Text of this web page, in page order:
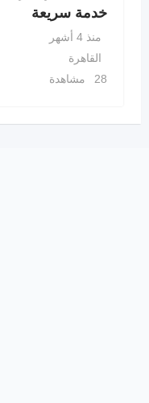
خدمة سريعة
منذ 4 أشهر
القاهرة
28 مشاهدة